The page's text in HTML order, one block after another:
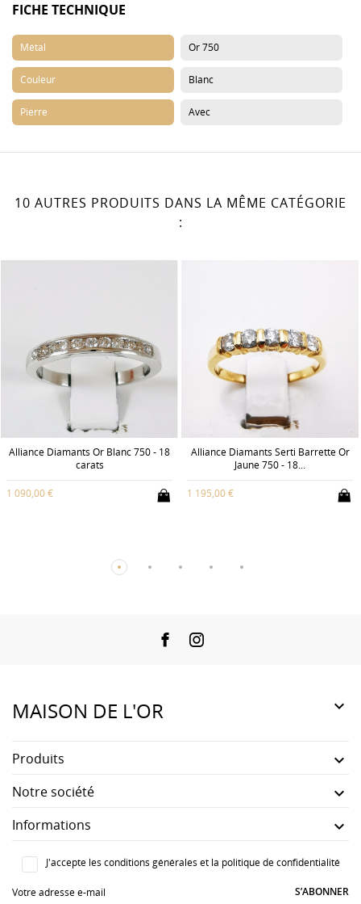
FICHE TECHNIQUE
Métal Or 750
Couleur Blanc
Pierre Avec
10 AUTRES PRODUITS DANS LA MÊME CATÉGORIE
:
Alliance Diamants Or Blanc 750 - 18
carats
1 090,00 €
Alliance Diamants Serti Barrette Or
Jaune 750 - 18...
1 195,00 €
FacebookInstagram
MAISON DE L'OR 
Produits 
Notre société 
Informations 
J'accepte les conditions générales et la politique de confidentialité
S’ABONNER